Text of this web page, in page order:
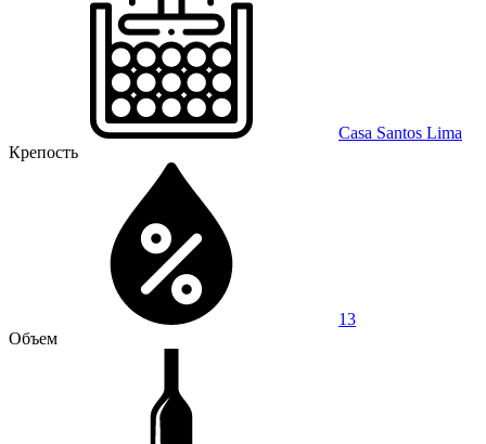
Casa Santos Lima
Крепость
13
Объем